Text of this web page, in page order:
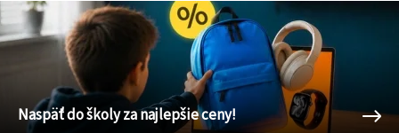
Naspäť do školy za najlepšie ceny!